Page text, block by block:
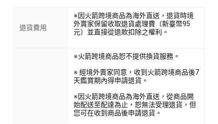
退貨費用
※因火箭跨境商品為海外直送，退貨時境
外賣家保留收取退貨處理費（新臺幣95
元）並直接從退款扣除之權利。
※火箭跨境商品恕不提供換貨服務。
※ 經境外賣家同意，收到火箭跨境商品後7
天鑑賞期內得申請退貨。
※因火箭跨境商品為海外直送，從商品開
始配送至配達為止，恕無法受理退貨，但
您可在收到商品後申請退貨。